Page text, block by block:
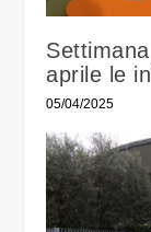
aprile le
05/04/2025